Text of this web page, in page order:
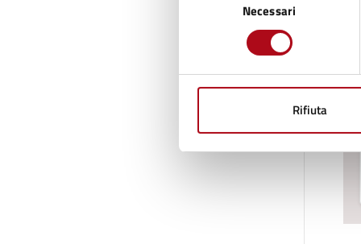
Necessari
Rifiuta